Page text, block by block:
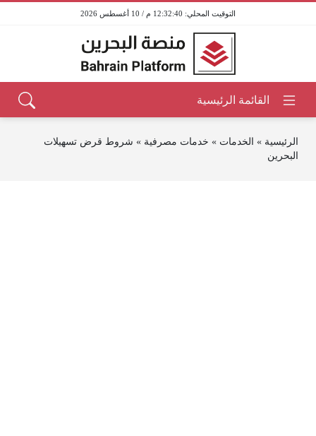
12:32:40 م / 10 أغسطس 2026
الرئيسية » الخدمات » خدمات مصرفية » شروط قرض تسهيلات
البحرين